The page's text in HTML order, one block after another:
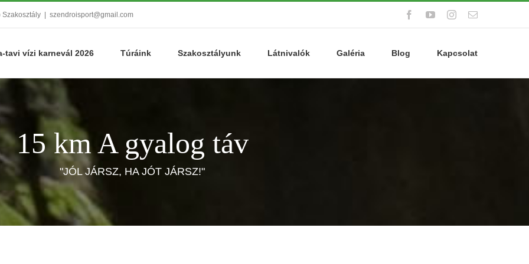
Szakosztály szendroisport@gmail.com FacebookYouTubeInstagramEmail:
tavi vízi karnevál 2026 Túráink Szakosztályunk Látnivalók Galéria Blog Kapcsolat
15 km A gyalog táv
"JÓL JÁRSZ, HA JÓT JÁRSZ!"